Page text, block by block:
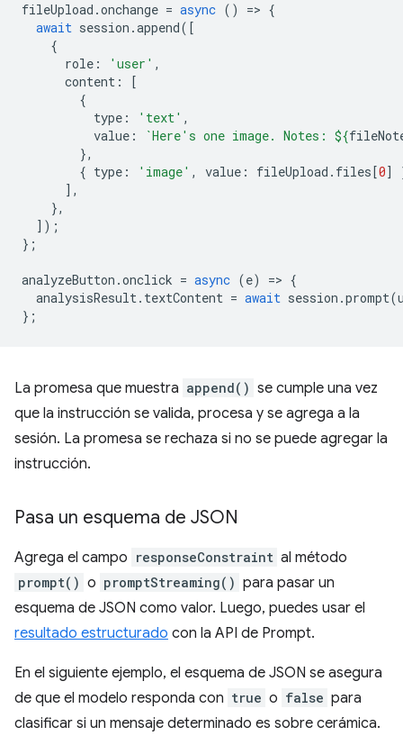
fileUpload .onchange = async () => {
await session .append([
{
role : 'user' ,
content :
[
{
type : 'text' ,
value : `Here's one image. Notes: ${
},
{ type : 'image' , value : fileUpload . files[0]
],
},
]);
};
analyzeButton .onclick = async (e) => {
analysisResult. textContent = await session .prompt(
};
La promesa que muestra append() se cumple una vez
que la instrucción se valida, procesa y se agrega a la
sesión. La promesa se rechaza si no se puede agregar la
instrucción.
Pasa un esquema de JSON
Agrega el campo responseConstraint al método
prompt() o promptStreaming() para pasar un
esquema de JSON como valor. Luego, puedes usar el
resultado estructurado con la API de Prompt.
En el siguiente ejemplo, el esquema de JSON se asegura
de que el modelo responda con true o false para
clasificar si un mensaje determinado es sobre cerámica.